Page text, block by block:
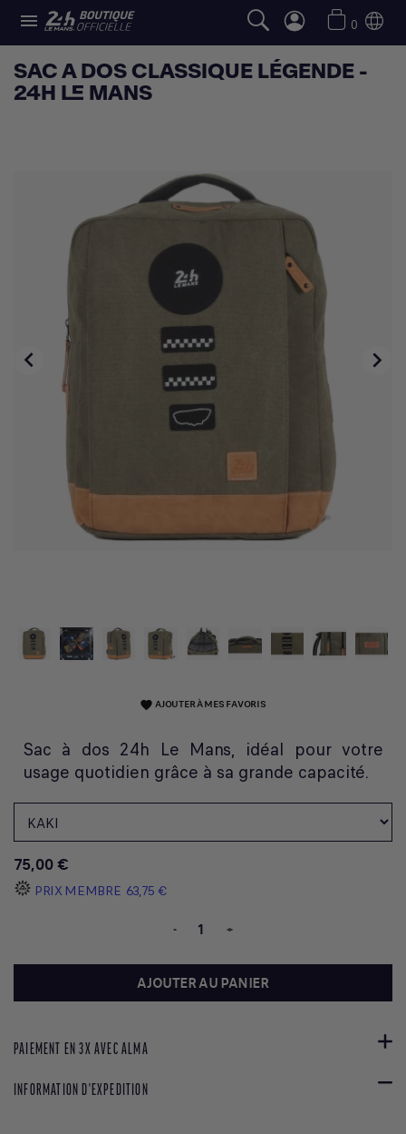
 0
SAC A DOS CLASSIQUE LÉGENDE -
24H LE MANS
 
favorite AJOUTER À MES FAVORIS
Sac à dos 24h Le Mans, idéal pour votre
usage quotidien grâce à sa grande capacité.
75,00 €
PRIX MEMBRE 63,75 €
- +
AJOUTER AU PANIER
PAIEMENT EN 3X AVEC ALMA
INFORMATION D'EXPEDITION